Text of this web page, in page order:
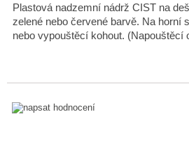
Plastová nadzemní nádrž CIST na
zelené nebo červené barvě. Na horní
nebo vypouštěcí kohout. (Napouštěcí